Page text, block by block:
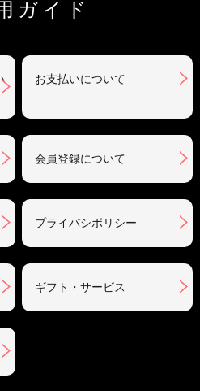
ガイド
お支払いについて
会員登録について
プライバシポリシー
ギフト・サービス